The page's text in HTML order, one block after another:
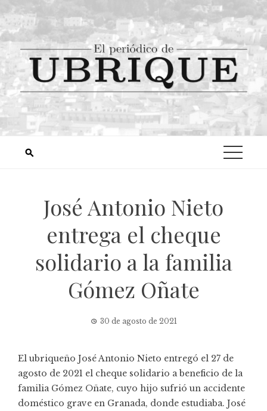
José Antonio Nieto
entrega el cheque
solidario a la familia
Gómez Oñate
30 de agosto de 2021
El ubriqueño José Antonio Nieto entregó el 27 de
agosto de 2021 el cheque solidario a beneficio de la
familia Gómez Oñate, cuyo hijo sufrió un accidente
doméstico grave en Granada, donde estudiaba. José